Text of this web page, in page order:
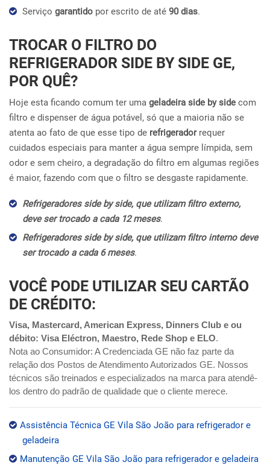
Serviço garantido por escrito de até 90 dias.
TROCAR O FILTRO DO
REFRIGERADOR SIDE BY SIDE GE,
POR QUÊ?
Hoje esta ficando comum ter uma geladeira side by side com
filtro e dispenser de água potável, só que a maioria não se
atenta ao fato de que esse tipo de refrigeradorrequer
cuidados especiais para manter a água sempre límpida, sem
odor e sem cheiro, a degradação do filtro em algumas regiões
é maior, fazendo com que o filtro se desgaste rapidamente.
Refrigeradores side by side, que utilizam filtro externo,
deve ser trocado a cada 12 meses.
Refrigeradores side by side, que utilizam filtro interno deve
ser trocado a cada 6 meses.
VOCÊ PODE UTILIZAR SEU CARTÃO
DE CRÉDITO:
Visa, Mastercard, American Express, Dinners Club e ou
débito: Visa Eléctron, Maestro, Rede Shop e ELO.
Nota ao Consumidor: A Credenciada GE não faz parte da
relação dos Postos de Atendimento Autorizados GE. Nossos
técnicos são treinados e especializados na marca para atendê-
los dentro do padrão de qualidade que o cliente merece.
Assistência Técnica GE Vila São João para refrigerador e
geladeira
Manutenção GE Vila São João para refrigerador e geladeira